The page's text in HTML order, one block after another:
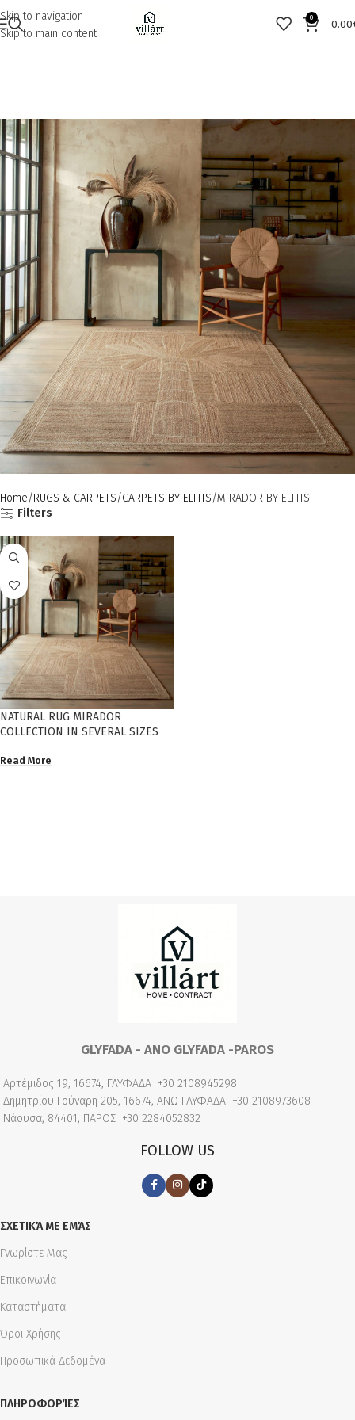
Skip to navigation
Skip to main content
0
0.00
Home RUGS & CARPETS CARPETS BY ELITIS MIRADOR BY ELITIS
Filters
NATURAL RUG MIRADOR
COLLECTION IN SEVERAL SIZES
Read More
GLYFADA - ANO GLYFADA -PAROS
Αρτέμιδος 19, 16674, ΓΛΥΦΑΔΑ +30 2108945298
Δημητρίου Γούναρη 205, 16674, ΑΝΩ ΓΛΥΦΑΔΑ +30 2108973608
Νάουσα, 84401, ΠΑΡΟΣ +30 2284052832
FOLLOW US
ΣΧΕΤΙΚΆ ΜΕ ΕΜΆΣ
Γνωρίστε Μας
Επικοινωνία
Καταστήματα
Όροι Χρήσης
Προσωπικά Δεδομένα
ΠΛΗΡΟΦΟΡΊΕΣ